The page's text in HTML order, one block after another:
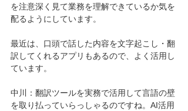
を注意深く見て業務を理解できているか気を
配るようにしています。
最近は、口頭で話した内容を文字起こし・翻
訳してくれるアプリもあるので、よく活用し
ています。
中川：翻訳ツールを実務で活用して言語の壁
を取り払っていらっしゃるのですね。AI活用